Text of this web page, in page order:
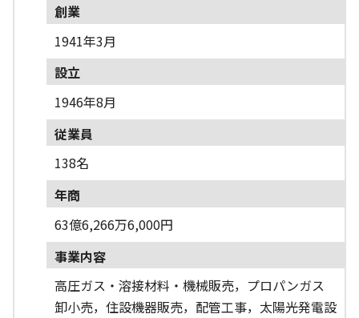
創業
1941年3月
設立
1946年8月
従業員
138名
年商
63億6,266万6,000円
事業内容
高圧ガス・溶接材料・機械販売，プロパンガス
卸小売，住設機器販売，配管工事，太陽光発電設